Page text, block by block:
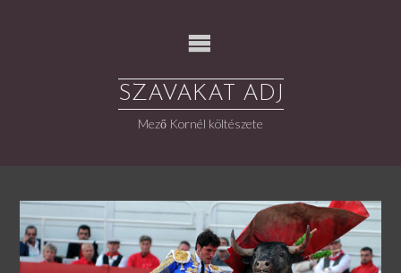
SZAVAKAT ADJ
Mező Kornél költészete